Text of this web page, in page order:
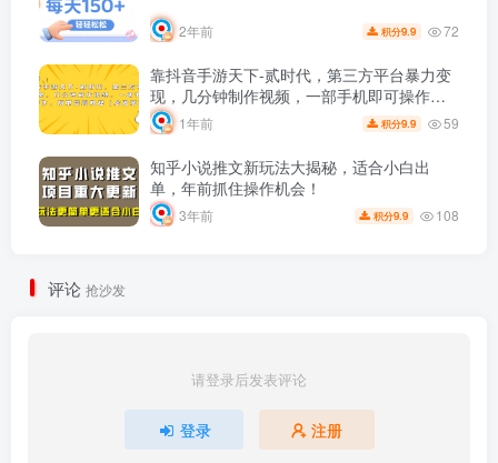
2年前 积分9.9 72
靠抖音手游天下-贰时代，第三方平台暴力变
现，几分钟制作视频，一部手机即可操作，
附带资料教程（必做项目）
1年前 积分9.9 59
知乎小说推文新玩法大揭秘，适合小白出
单，年前抓住操作机会！
3年前 积分9.9 108
评论 抢沙发
请登录后发表评论
登录 注册